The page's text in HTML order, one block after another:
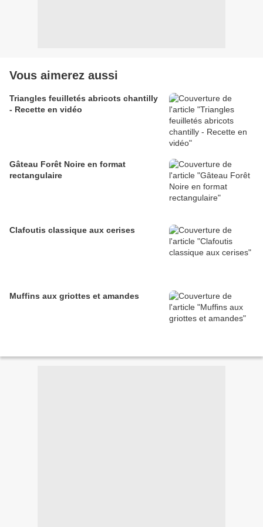
Vous aimerez aussi
Triangles feuilletés abricots chantilly
- Recette en vidéo
Gâteau Forêt Noire en format
rectangulaire
Clafoutis classique aux cerises
Muffins aux griottes et amandes